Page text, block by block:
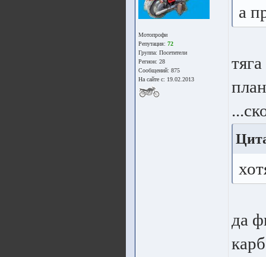
Мотопрофи
Репутация: 72
Группа: Посетители
Регион: 28
Сообщений: 875
На сайте с: 19.02.2013
а
да